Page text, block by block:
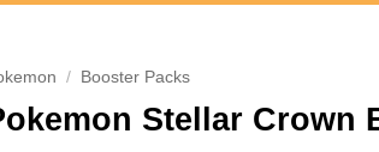
/ Booster Packs
Stellar Crown